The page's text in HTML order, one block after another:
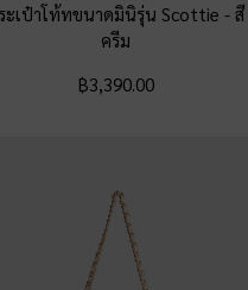
ะเป๋าโท้ทขนาดมินิรุ่น Scottie - สี
ครีม
฿3,390.00